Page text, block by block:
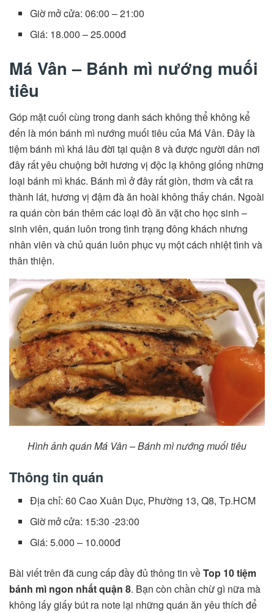
Giờ mở cửa: 06:00 – 21:00
Giá: 18.000 – 25.000đ
Má Vân – Bánh mì nướng muối
tiêu
Góp mặt cuối cùng trong danh sách không thể không kể
đến là món bánh mì nướng muối tiêu của Má Vân. Đây là
tiệm bánh mì khá lâu đời tại quận 8 và được người dân nơi
đây rất yêu chuộng bởi hương vị độc lạ không giống những
loại bánh mì khác. Bánh mì ở đây rất giòn, thơm và cắt ra
thành lát, hương vị đậm đà ăn hoài không thấy chán. Ngoài
ra quán còn bán thêm các loại đồ ăn vặt cho học sinh –
sinh viên, quán luôn trong tình trạng đông khách nhưng
nhân viên và chủ quán luôn phục vụ một cách nhiệt tình và
thân thiện.
Hình ảnh quán Má Vân – Bánh mì nướng muối tiêu
Thông tin quán
Địa chỉ: 60 Cao Xuân Dục, Phường 13, Q8, Tp.HCM
Giờ mở cửa: 15:30 -23:00
Giá: 5.000 – 10.000đ
Bài viết trên đã cung cấp đầy đủ thông tin vềTop 10 tiệm
bánh mì ngon nhất quận 8. Bạn còn chần chừ gì nữa mà
không lấy giấy bút ra note lại những quán ăn yêu thích để